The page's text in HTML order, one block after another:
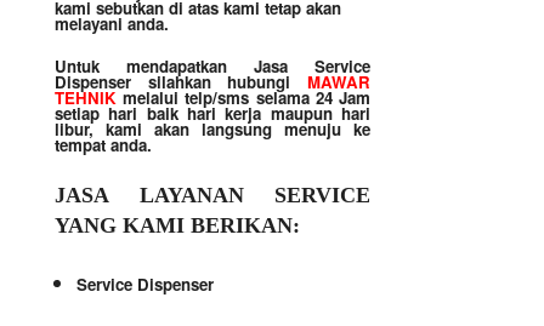
kami sebutkan di atas kami tetap akan
melayani anda.
Untuk mendapatkan Jasa Service
Dispenser silahkan hubungi MAWAR
TEHNIKmelalui telp/sms selama 24 Jam
setiap hari baik hari kerja maupun hari
libur, kami akan langsung menuju ke
tempat anda.
JASA LAYANAN SERVICE
YANG KAMI BERIKAN:
Service Dispenser